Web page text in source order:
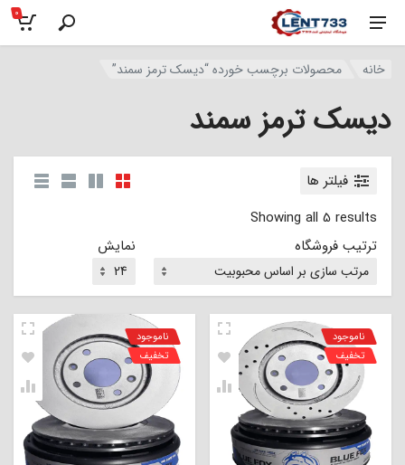
0
خانه محصولات برچسب خورده “دیسک ترمز سمند”
دیسک ترمز سمند
فیلتر ها
Showing all 5 results
ترتیب فروشگاه
نمایش
ناموجود
تخفیف
ناموجود
تخفیف